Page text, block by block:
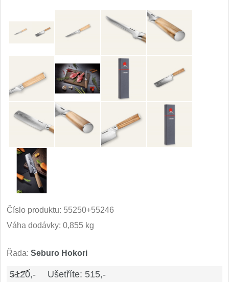
Číslo produktu: 55250+55246
Váha dodávky: 0,855 kg
Řada: Seburo Hokori
5120,- Ušetříte: 515,-